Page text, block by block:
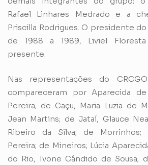
Rafael Linhares Medrado e a
Priscilla Rodrigues. O presidente
de 1988 a 1989, Liviel
presente.
Nas representações do
compareceram por Aparecida
Pereira; de Caçu, Maria Luzia de
Jean Martins; de Jataí, Glauce
Ribeiro da Silva; de Morrinhos;
Pereira; de Mineiros; Lúcia
do Rio, Ivone Cândido de Sousa;